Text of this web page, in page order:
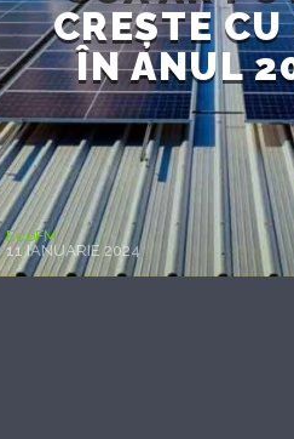
CREȘTE
ÎN ANUL
EcoFM
11 IANUARIE 2024